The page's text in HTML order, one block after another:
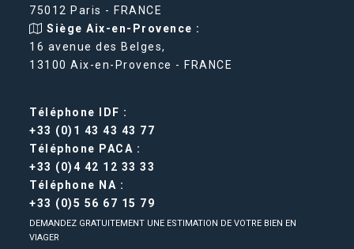
75012 Paris - FRANCE
Siège Aix-en-Provence :
16 avenue des Belges,
13100 Aix-en-Provence - FRANCE
Téléphone IDF :
+33 (0)1 43 43 43 77
Téléphone PACA :
+33 (0)4 42 12 33 33
Téléphone NA :
+33 (0)5 56 67 15 79
DEMANDEZ GRATUITEMENT UNE ESTIMATION DE VOTRE BIEN EN
VIAGER